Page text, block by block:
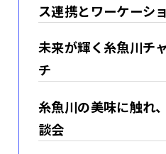
ス連携とワーケーシ
未来が輝く糸魚川チ
チ
糸魚川の美味に触れ
談会